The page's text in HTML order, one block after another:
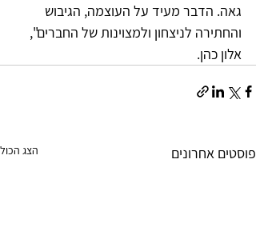
גאה. הדבר מעיד על העוצמה, הגיבוש
והחתירה לניצחון ולמצוינות של החברים",
אלון כהן.
פוסטים אחרונים הצג הכול